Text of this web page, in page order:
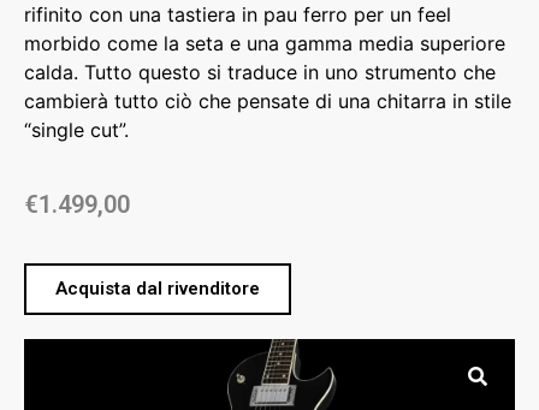
rifinito con una tastiera in pau ferro per un feel
morbido come la seta e una gamma media superiore
calda. Tutto questo si traduce in uno strumento che
cambierà tutto ciò che pensate di una chitarra in stile
“single cut”.
€1.499,00
Acquista dal rivenditore